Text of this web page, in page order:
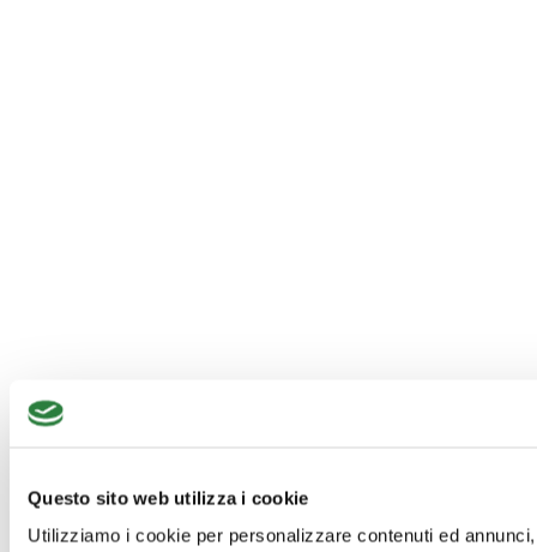
Questo sito web utilizza i cookie
Utilizziamo i cookie per personalizzare contenuti ed